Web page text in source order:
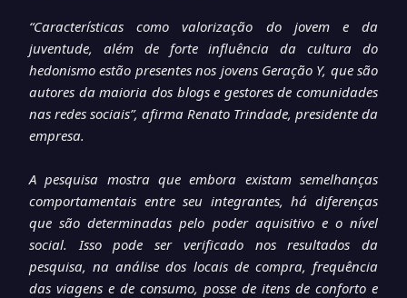
“Características como valorização do jovem e da
juventude, além de forte influência da cultura do
hedonismo estão presentes nos jovens Geração Y, que são
autores da maioria dos blogs e gestores de comunidades
nas redes sociais”, afirma Renato Trindade, presidente da
empresa.
A pesquisa mostra que embora existam semelhanças
comportamentais entre seu integrantes, há diferenças
que são determinadas pelo poder aquisitivo e o nível
social. Isso pode ser verificado nos resultados da
pesquisa, na análise dos locais de compra, frequência
das viagens e de consumo, posse de itens de conforto e